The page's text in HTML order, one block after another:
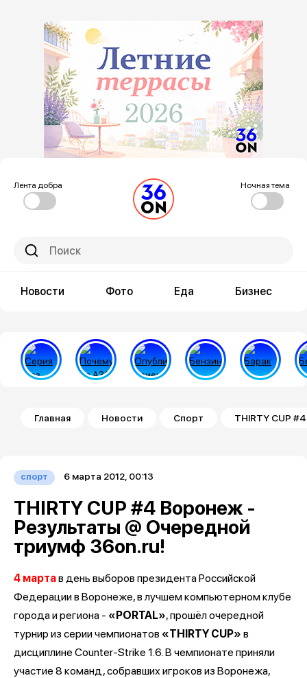
Лента добра Ночная тема
Новости Фото Еда Бизнес
Строка навигации
Главная Новости Спорт THIRTY CUP
спорт 6 марта 2012, 00:13
THIRTY CUP #4 Воронеж -
Результаты @ Очередной
триумф 36on.ru!
4 мартав день выборов президента Российской
Федерации в Воронеже, в лучшем компьютерном клубе
города и региона - «PORTAL», прошёл очередной
турнир из серии чемпионатов «THIRTY CUP» в
дисциплине Counter-Strike 1.6. В чемпионате приняли
участие 8 команд, собравших игроков из Воронежа,